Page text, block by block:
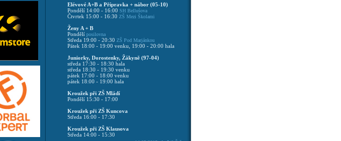
Elévové A+B a Přípravka + nábor (05-10)
Pondělí 14:00 - 16:00 SH Bellušova
Čtvrtek 15:00 - 16:30 ZŠ Mezi Školami
Ženy A + B
Pondělí posilovna
Středa 19:00 - 20:30 ZŠ Pod Marjánkou
Pátek 18:00 - 19:00 venku, 19:00 - 20:00 hala
Juniorky, Dorostenky, Žákyně (97-04)
středa 17:30 - 18:30 hala
středa 18:30 - 19:30 venku
pátek 17:00 - 18:00 venku
pátek 18:00 - 19:00 hala
Kroužek při ZŠ Mládí
Pondělí 15:30 - 17:00
Kroužek při ZŠ Kuncova
Středa 16:00 - 17:30
Kroužek při ZŠ Klausova
Středa 14:00 - 15:30